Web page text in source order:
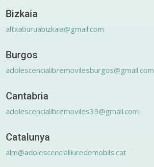
Bizkaia
altxaburuabizkaia@gmail.com
Burgos
adolescencialibremovilesburgos@gmail.com
Cantabria
adolescencialibremoviles39@gmail.com
Catalunya
alm@adolescencialliuredemobils.cat